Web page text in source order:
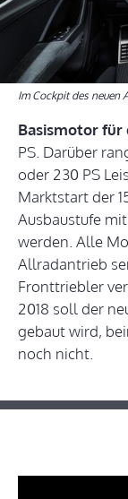
Im Cockpit des neuen
Basismotor für
PS. Darüber
oder 230 PS
Marktstart der
Ausbaustufe
werden. Alle
Allradantrieb
Fronttriebler
2018 soll der
gebaut wird,
noch nicht.